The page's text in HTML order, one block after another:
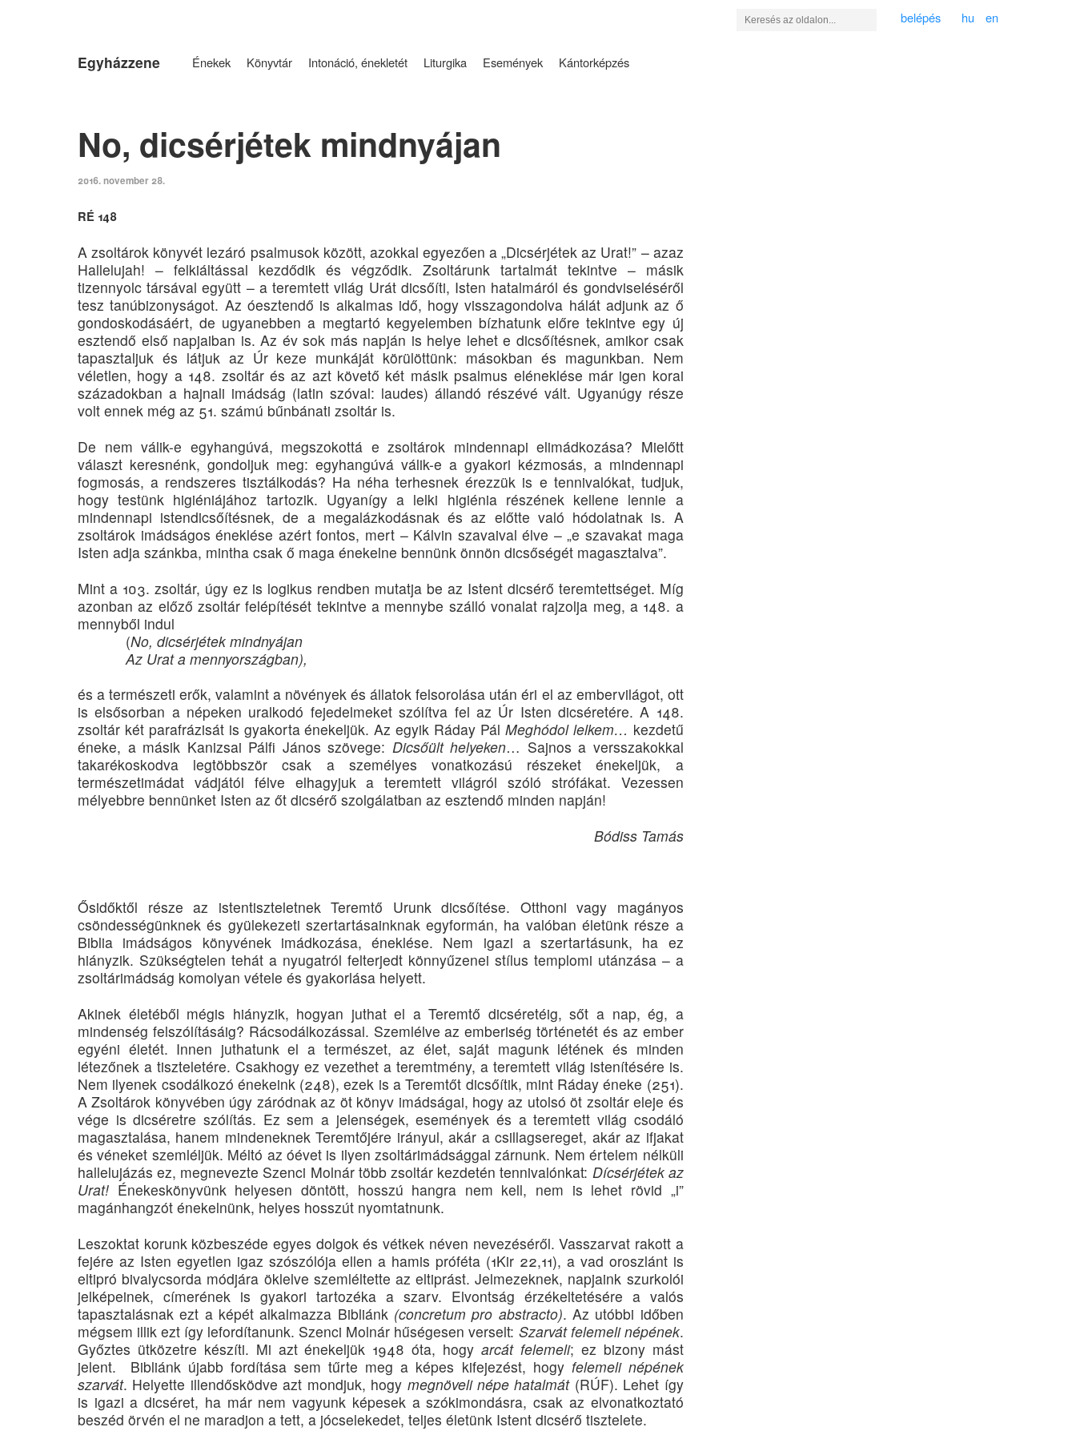
hu en
belépés
Egyházzene Énekek Könyvtár Intonáció, énekletét Liturgika Események Kántorképzés
No, dicsérjétek mindnyájan
2016. november 28.
RÉ 148
A zsoltárok könyvét lezáró psalmusok között, azokkal egyezően a „Dicsérjétek az Urat!” – azaz
Hallelujah! – felkiáltással kezdődik és végződik. Zsoltárunk tartalmát tekintve – másik
tizennyolc társával együtt – a teremtett világ Urát dicsőíti, Isten hatalmáról és gondviseléséről
tesz tanúbizonyságot. Az óesztendő is alkalmas idő, hogy visszagondolva hálát adjunk az ő
gondoskodásáért, de ugyanebben a megtartó kegyelemben bízhatunk előre tekintve egy új
esztendő első napjaiban is. Az év sok más napján is helye lehet e dicsőítésnek, amikor csak
tapasztaljuk és látjuk az Úr keze munkáját körülöttünk: másokban és magunkban. Nem
véletlen, hogy a 148. zsoltár és az azt követő két másik psalmus eléneklése már igen korai
századokban a hajnali imádság (latin szóval: laudes) állandó részévé vált. Ugyanúgy része
volt ennek még az 51. számú bűnbánati zsoltár is.
De nem válik-e egyhangúvá, megszokottá e zsoltárok mindennapi elimádkozása? Mielőtt
választ keresnénk, gondoljuk meg: egyhangúvá válik-e a gyakori kézmosás, a mindennapi
fogmosás, a rendszeres tisztálkodás? Ha néha terhesnek érezzük is e tennivalókat, tudjuk,
hogy testünk higiéniájához tartozik. Ugyanígy a lelki higiénia részének kellene lennie a
mindennapi istendicsőítésnek, de a megalázkodásnak és az előtte való hódolatnak is. A
zsoltárok imádságos éneklése azért fontos, mert – Kálvin szavaival élve – „e szavakat maga
Isten adja szánkba, mintha csak ő maga énekelne bennünk önnön dicsőségét magasztalva”.
Mint a 103. zsoltár, úgy ez is logikus rendben mutatja be az Istent dicsérő teremtettséget. Míg
azonban az előző zsoltár felépítését tekintve a mennybe szálló vonalat rajzolja meg, a 148. a
mennyből indul
(No, dicsérjétek mindnyájan
Az Urat a mennyországban),
és a természeti erők, valamint a növények és állatok felsorolása után éri el az embervilágot, ott
is elsősorban a népeken uralkodó fejedelmeket szólítva fel az Úr Isten dicséretére. A 148.
zsoltár két parafrázisát is gyakorta énekeljük. Az egyik Ráday Pál Meghódol lelkem… kezdetű
éneke, a másik Kanizsai Pálfi János szövege: Dicsőült helyeken… Sajnos a versszakokkal
takarékoskodva legtöbbször csak a személyes vonatkozású részeket énekeljük, a
természetimádat vádjától félve elhagyjuk a teremtett világról szóló strófákat. Vezessen
mélyebbre bennünket Isten az őt dicsérő szolgálatban az esztendő minden napján!
Bódiss Tamás
Ősidőktől része az istentiszteletnek Teremtő Urunk dicsőítése. Otthoni vagy magányos
csöndességünknek és gyülekezeti szertartásainknak egyformán, ha valóban életünk része a
Biblia imádságos könyvének imádkozása, éneklése. Nem igazi a szertartásunk, ha ez
hiányzik. Szükségtelen tehát a nyugatról felterjedt könnyűzenei stílus templomi utánzása – a
zsoltárimádság komolyan vétele és gyakorlása helyett.
Akinek életéből mégis hiányzik, hogyan juthat el a Teremtő dicséretéig, sőt a nap, ég, a
mindenség felszólításáig? Rácsodálkozással. Szemlélve az emberiség történetét és az ember
egyéni életét. Innen juthatunk el a természet, az élet, saját magunk létének és minden
létezőnek a tiszteletére. Csakhogy ez vezethet a teremtmény, a teremtett világ istenítésére is.
Nem ilyenek csodálkozó énekeink (248), ezek is a Teremtőt dicsőítik, mint Ráday éneke (251).
A Zsoltárok könyvében úgy záródnak az öt könyv imádságai, hogy az utolsó öt zsoltár eleje és
vége is dicséretre szólítás. Ez sem a jelenségek, események és a teremtett világ csodáló
magasztalása, hanem mindeneknek Teremtőjére irányul, akár a csillagsereget, akár az ifjakat
és véneket szemléljük. Méltó az óévet is ilyen zsoltárimádsággal zárnunk. Nem értelem nélküli
hallelujázás ez, megnevezte Szenci Molnár több zsoltár kezdetén tennivalónkat: Dícsérjétek az
Urat! Énekeskönyvünk helyesen döntött, hosszú hangra nem kell, nem is lehet rövid „i”
magánhangzót énekelnünk, helyes hosszút nyomtatnunk.
Leszoktat korunk közbeszéde egyes dolgok és vétkek néven nevezéséről. Vasszarvat rakott a
fejére az Isten egyetlen igaz szószólója ellen a hamis próféta (1Kir 22,11), a vad oroszlánt is
eltipró bivalycsorda módjára öklelve szemléltette az eltiprást. Jelmezeknek, napjaink szur­kolói
jelképeinek, címerének is gyakori tartozéka a szarv. Elvontság érzékeltetésére a valós
tapasztalásnak ezt a képét alkalmazza Bibliánk (concretum pro abstracto). Az utóbbi időben
mégsem illik ezt így lefordítanunk. Szenci Molnár hűségesen verselt: Szarvát felemeli népének.
Győztes ütközetre készíti. Mi azt énekeljük 1948 óta, hogyarcát felemeli; ez bizony mást
jelent. Bibliánk újabb fordítása sem tűrte meg a képes kifejezést, hogy felemeli népének
szarvát. Helyette illendősködve azt mondjuk, hogy megnöveli népe hatalmát(RÚF). Lehet így
is igazi a dicséret, ha már nem vagyunk képesek a szókimondásra, csak az elvonatkoztató
beszéd örvén el ne maradjon a tett, a jócselekedet, teljes életünk Istent dicsérő tisztelete.